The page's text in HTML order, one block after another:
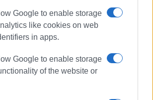
Google to enable storage
like cookies on web
in apps.
Google to enable storage
of the website or